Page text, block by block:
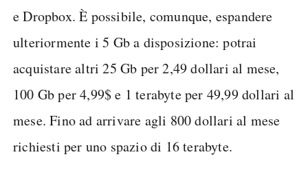
e Dropbox. È possibile, comunque, espandere
ulteriormente i 5 Gb a disposizione: potrai
acquistare altri 25 Gb per 2,49 dollari al mese,
100 Gb per 4,99$ e 1 terabyte per 49,99 dollari al
mese. Fino ad arrivare agli 800 dollari al mese
richiesti per uno spazio di 16 terabyte.